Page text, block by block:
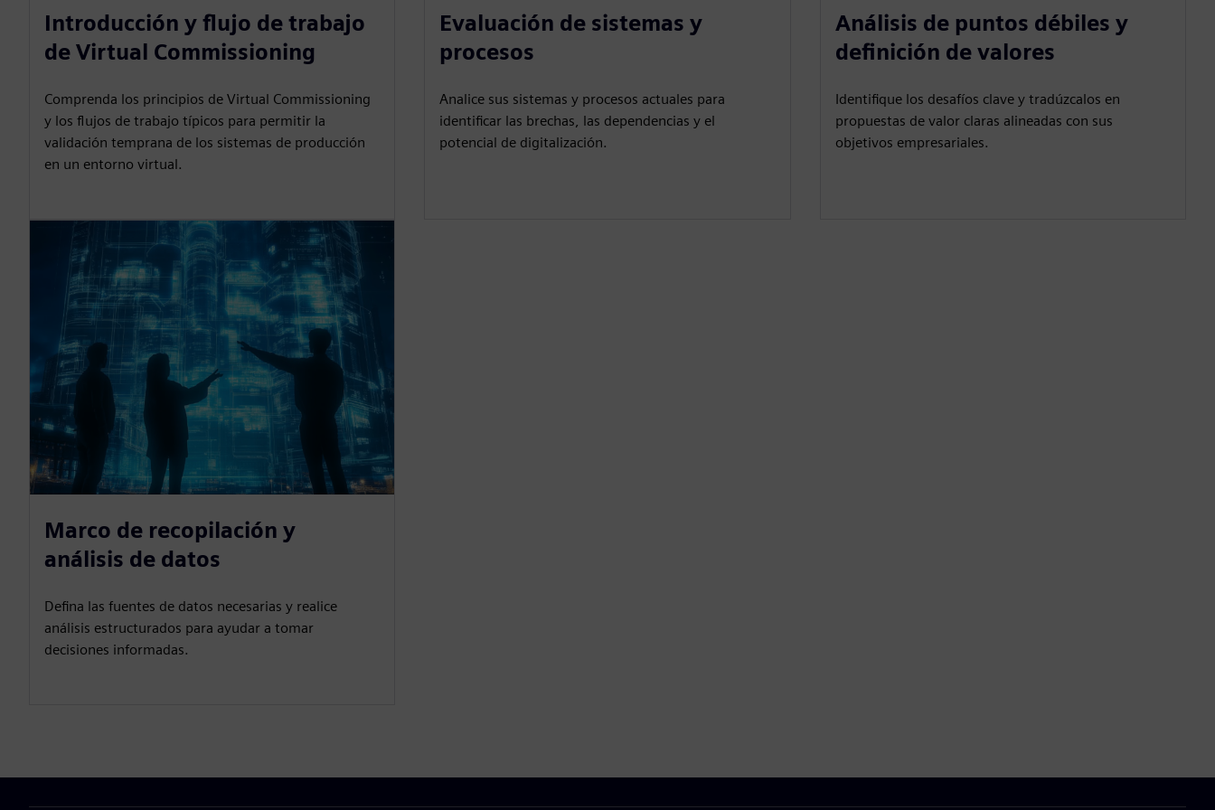
Introducción y flujo de trabajo
de Virtual Commissioning
Comprenda los principios de Virtual Commissioning
y los flujos de trabajo típicos para permitir la
validación temprana de los sistemas de producción
en un entorno virtual.
Evaluación de sistemas y
procesos
Analice sus sistemas y procesos actuales para
identificar las brechas, las dependencias y el
potencial de digitalización.
Análisis de puntos débiles y
definición de valores
Identifique los desafíos clave y tradúzcalos en
propuestas de valor claras alineadas con sus
objetivos empresariales.
Marco de recopilación y
análisis de datos
Defina las fuentes de datos necesarias y realice
análisis estructurados para ayudar a tomar
decisiones informadas.